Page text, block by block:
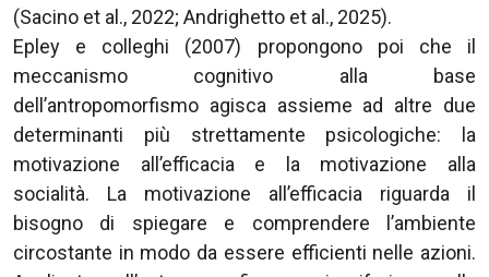
(Sacino et al., 2022; Andrighetto et al., 2025).
Epley e colleghi (2007) propongono poi che il
meccanismo cognitivo alla base
dell’antropomorfismo agisca assieme ad altre due
determinanti più strettamente psicologiche: la
motivazione all’efficacia e la motivazione alla
socialità. La motivazione all’efficacia riguarda il
bisogno di spiegare e comprendere l’ambiente
circostante in modo da essere efficienti nelle azioni.